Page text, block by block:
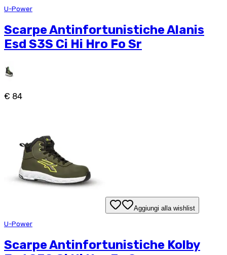
U-Power
Scarpe Antinfortunistiche Alanis
Esd S3S Ci Hi Hro Fo Sr
€ 84
Aggiungi alla wishlist
U-Power
Scarpe Antinfortunistiche Kolby